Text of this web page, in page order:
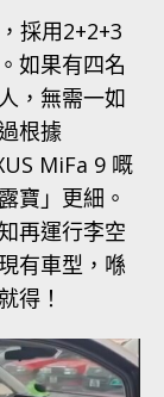
採用2+2+3
如果有四名
，無需一如
根據
MiFa 9 嘅
寶」更細。
再運行李空
有車型，喺
得！